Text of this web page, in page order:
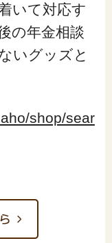
いて対応す
の年金相談
いグッズと
shop/sear